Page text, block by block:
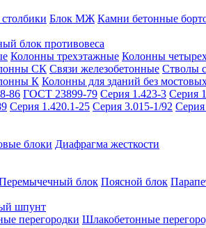
Блок МЖ Камни бетонные
блок противовеса
Колонны трехэтажные Колонны
СК Связи железобетонные Стволы
К Колонны для зданий без
86 ГОСТ 23899-79 Серия 1.423-3 Серия
Серия 1.420.1-25 Серия 3.015-1/92
блоки Диафрагма жесткости
блок Поясной блок
шпунт
перегородки Шлакобетонные